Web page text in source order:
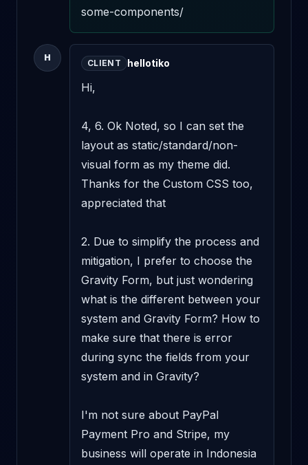
some-components/
H
CLIENT hellotiko
Hi,
4, 6. Ok Noted, so I can set the
layout as static/standard/non-
visual form as my theme did.
Thanks for the Custom CSS too,
appreciated that
2. Due to simplify the process and
mitigation, I prefer to choose the
Gravity Form, but just wondering
what is the different between your
system and Gravity Form? How to
make sure that there is error
during sync the fields from your
system and in Gravity?
I'm not sure about PayPal
Payment Pro and Stripe, my
business will operate in Indonesia